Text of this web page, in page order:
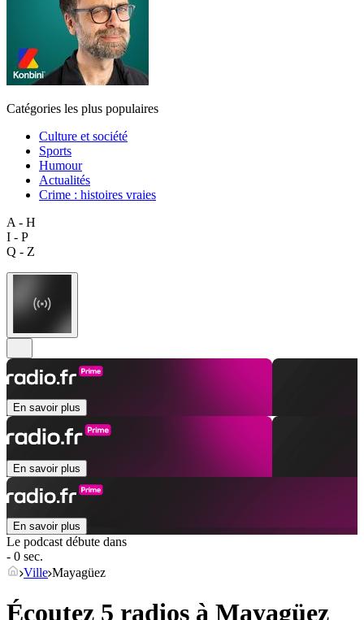
Catégories les plus populaires
Culture et société
Sports
Humour
Actualités
Crime : histoires vraies
A - H
I - P
Q - Z
En savoir plus
En savoir plus
En savoir plus
Le podcast débute dans
- 0 sec.
Ville Mayagüez
Écoutez 5 radios à Mayagüez